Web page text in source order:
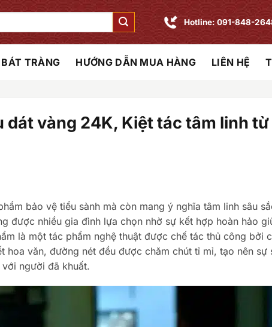
Hotline: 091-848-
TRÀNG HƯỚNG DẪN MUA HÀNG LIÊN HỆ
dát vàng 24K, Kiệt tác tâm linh từ
bảo vệ tiểu sành mà còn mang ý nghĩa tâm linh sâu
được nhiều gia đình lựa chọn nhờ sự kết hợp hoàn hảo
là một tác phẩm nghệ thuật được chế tác thủ công bởi
hoa văn, đường nét đều được chăm chút tỉ mỉ, tạo nên sự
người đã khuất.